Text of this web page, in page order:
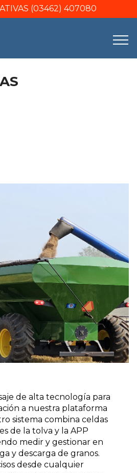
de alta tecnología para
a nuestra plataforma
sistema combina celdas
de la tolva y la APP
medir y gestionar en
y descarga de granos.
desde cualquier
(03462) 407080